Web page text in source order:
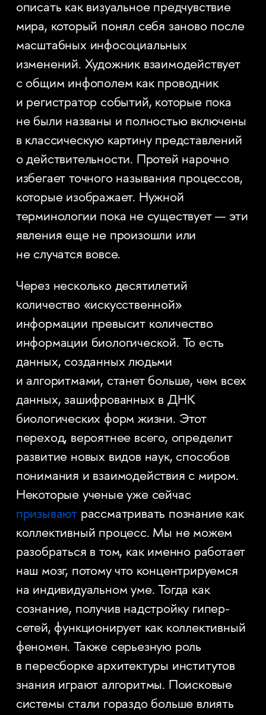
описать как визуальное предчувствие
мира, который понял себя заново после
масштабных инфосоциальных
изменений. Художник взаимодействует
с общим инфополем как проводник
и регистратор событий, которые пока
не были названы и полностью включены
в классическую картину представлений
о действительности. Протей нарочно
избегает точного называния процессов,
которые изображает. Нужной
терминологии пока не существует — эти
явления еще не произошли или
не случатся вовсе.
Через несколько десятилетий
количество «искусственной»
информации превысит количество
информации биологической. То есть
данных, созданных людьми
и алгоритмами, станет больше, чем всех
данных, зашифрованных в ДНК
биологических форм жизни. Этот
переход, вероятнее всего, определит
развитие новых видов наук, способов
понимания и взаимодействия с миром.
Некоторые ученые уже сейчас
призывают рассматривать познание как
коллективный процесс. Мы не можем
разобраться в том, как именно работает
наш мозг, потому что концентрируемся
на индивидуальном уме. Тогда как
сознание, получив надстройку гипер-
сетей, функционирует как коллективный
феномен. Также серьезную роль
в пересборке архитектуры институтов
знания играют алгоритмы. Поисковые
системы стали гораздо больше влиять